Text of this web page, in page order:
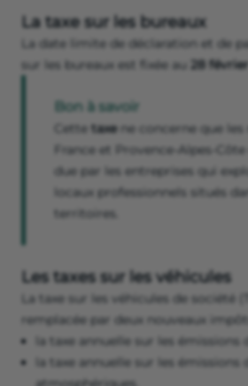
La taxe sur les bureaux
La date limite de déclaration et de
sur les bureaux est fixée au 28
Bon à savoir
Cette taxene concerne que les
France et Provence-Alpes-Côte
due par les entreprises qui
locaux professionnels situés
territoires.
Les taxes sur les véhicules
La taxe sur les véhicules de société
remplacée par deux nouveaux impôts
la taxe annuelle sur les émissions
la taxe annuelle sur les émissions